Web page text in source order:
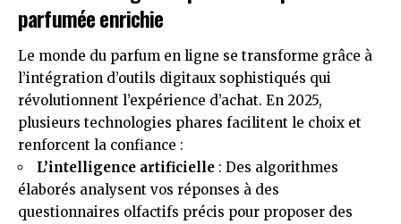
parfumée enrichie
Le monde du parfum en ligne se transforme grâce à
l’intégration d’outils digitaux sophistiqués qui
révolutionnent l’expérience d’achat. En 2025,
plusieurs technologies phares facilitent le choix et
renforcent la confiance :
L’intelligence artificielle : Des algorithmes
élaborés analysent vos réponses à des
questionnaires olfactifs précis pour proposer des